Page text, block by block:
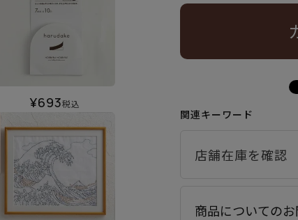
¥693税込
関連キーワード
商品についての